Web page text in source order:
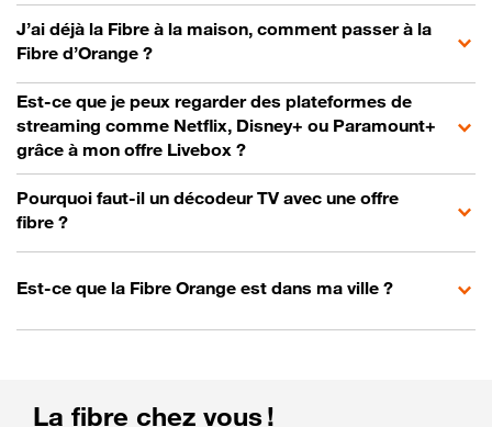
J’ai déjà la Fibre à la maison, comment passer à la
Fibre d’Orange ?
Est-ce que je peux regarder des plateformes de
streaming comme Netflix, Disney+ ou Paramount+
grâce à mon offre Livebox ?
Pourquoi faut-il un décodeur TV avec une offre
fibre ?
Est-ce que la Fibre Orange est dans ma ville ?
La fibre chez vous !